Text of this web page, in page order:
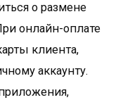
о размене
онлайн-оплате
клиента,
аккаунту.